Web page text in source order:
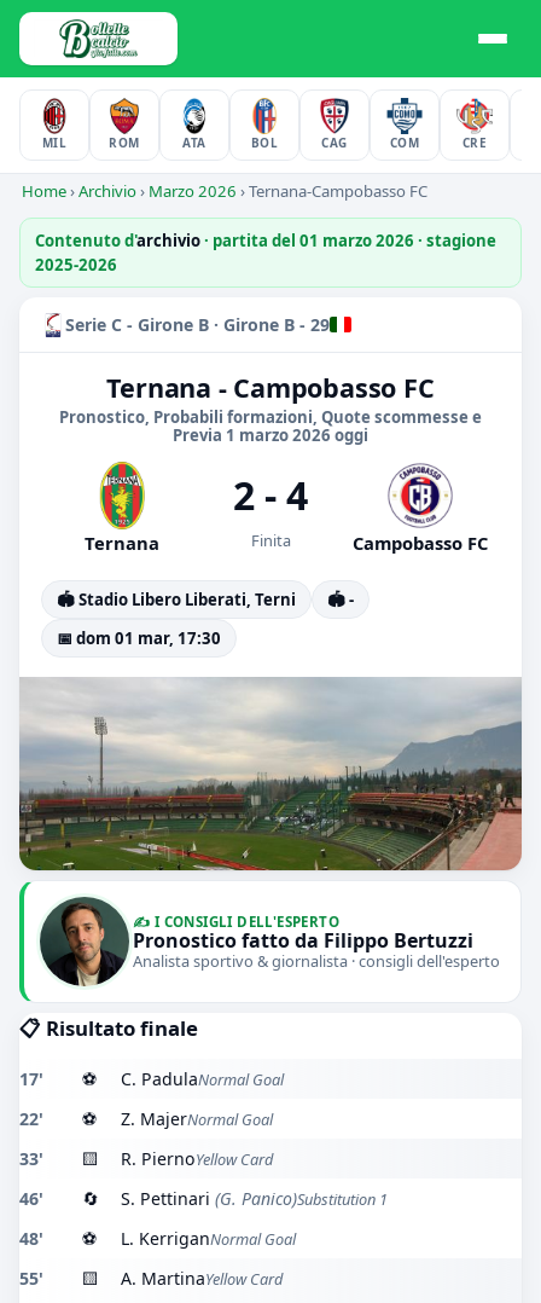
MIL ROM ATA BOL CAG COM CRE
Home›Archivio› Marzo 2026 ›Ternana-Campobasso FC
Contenuto d'archivio· partita del 01 marzo 2026 · stagione
2025-2026
Serie C - Girone B · Girone B - 29
Ternana - Campobasso FC
Pronostico, Probabili formazioni, Quote scommesse e
Previa 1 marzo 2026 oggi
Ternana
2 - 4
Finita Campobasso FC
🏟️ Stadio Libero Liberati, Terni
🏟️ -
📅 dom 01 mar, 17:30
✍️ I CONSIGLI DELL'ESPERTO
Pronostico fatto da Filippo Bertuzzi
Analista sportivo & giornalista · consigli dell'esperto
📋 Risultato finale
17' ⚽ C. PadulaNormal Goal
22' ⚽ Z. MajerNormal Goal
33' 🟨 R. PiernoYellow Card
46' 🔄 S. Pettinari (G. Panico)Substitution 1
48' ⚽ L. KerriganNormal Goal
55' 🟨 A. MartinaYellow Card